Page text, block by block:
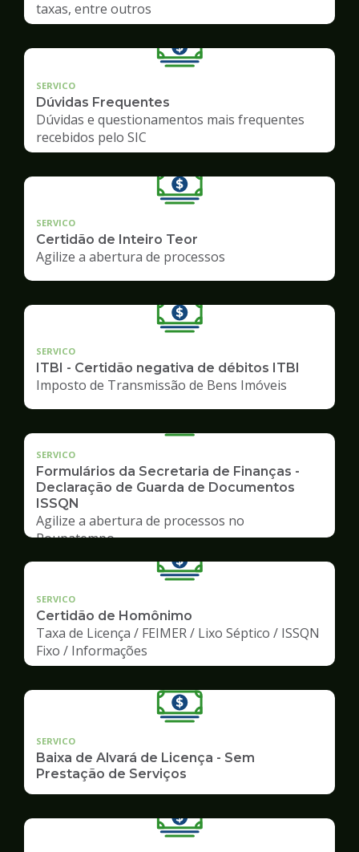
taxas, entre outros
SERVICO
Dúvidas Frequentes
Dúvidas e questionamentos mais frequentes
recebidos pelo SIC
SERVICO
Certidão de Inteiro Teor
Agilize a abertura de processos
SERVICO
ITBI - Certidão negativa de débitos ITBI
Imposto de Transmissão de Bens Imóveis
SERVICO
Formulários da Secretaria de Finanças -
Declaração de Guarda de Documentos
ISSQN
Agilize a abertura de processos no
Poupatempo
SERVICO
Certidão de Homônimo
Taxa de Licença / FEIMER / Lixo Séptico / ISSQN
Fixo / Informações
SERVICO
Baixa de Alvará de Licença - Sem
Prestação de Serviços